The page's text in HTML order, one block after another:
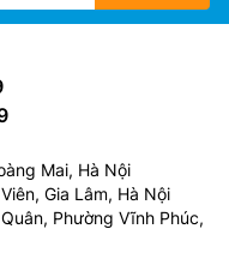
trang bị công nghệ
Sound Pro
kích thước
Mai, Hà Nội
Gia Lâm, Hà Nội
Phường Vĩnh Phúc,